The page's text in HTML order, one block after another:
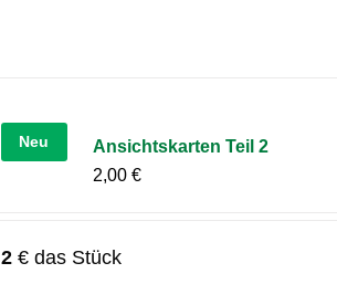
Neu
Ansichtskarten Teil 2
2,00 €
2€ das Stück